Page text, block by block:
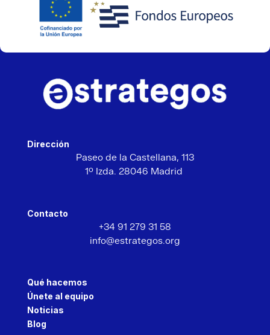
Dirección
Paseo de la Castellana, 113
1º Izda. 28046 Madrid
Contacto
+34 91 279 31 58
info@estrategos.org
Qué hacemos
Únete al equipo
Noticias
Blog